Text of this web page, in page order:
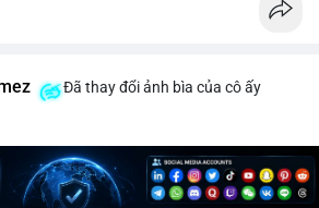
549-2683
#onlinepayments #digitalsolutions
Đã thay đổi ảnh bìa của cô ấy